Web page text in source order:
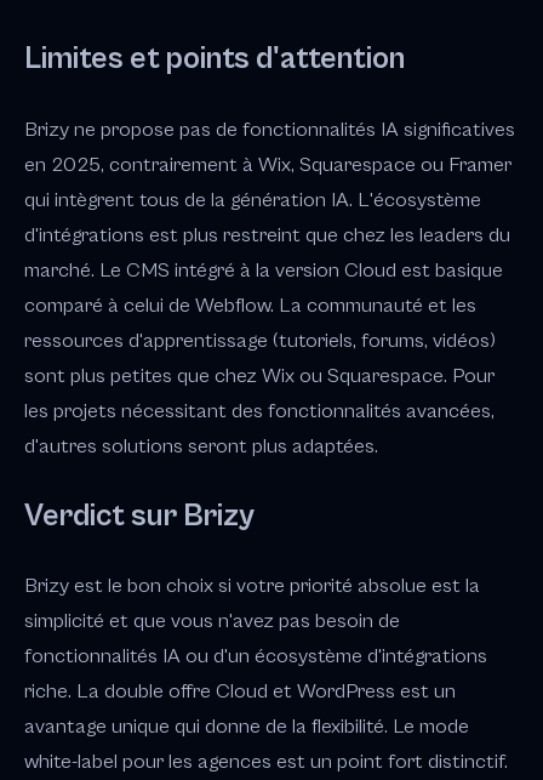
Limites et points d'attention
Brizy ne propose pas de fonctionnalités IA significatives
en 2025, contrairement à Wix, Squarespace ou Framer
qui intègrent tous de la génération IA. L'écosystème
d'intégrations est plus restreint que chez les leaders du
marché. Le CMS intégré à la version Cloud est basique
comparé à celui de Webflow. La communauté et les
ressources d'apprentissage (tutoriels, forums, vidéos)
sont plus petites que chez Wix ou Squarespace. Pour
les projets nécessitant des fonctionnalités avancées,
d'autres solutions seront plus adaptées.
Verdict sur Brizy
Brizy est le bon choix si votre priorité absolue est la
simplicité et que vous n'avez pas besoin de
fonctionnalités IA ou d'un écosystème d'intégrations
riche. La double offre Cloud et WordPress est un
avantage unique qui donne de la flexibilité. Le mode
white-label pour les agences est un point fort distinctif.